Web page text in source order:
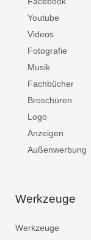
Youtube
Videos
Fotografie
Musik
Fachbücher
Broschüren
Logo
Anzeigen
Außenwerbung
Werkzeuge
Werkzeuge